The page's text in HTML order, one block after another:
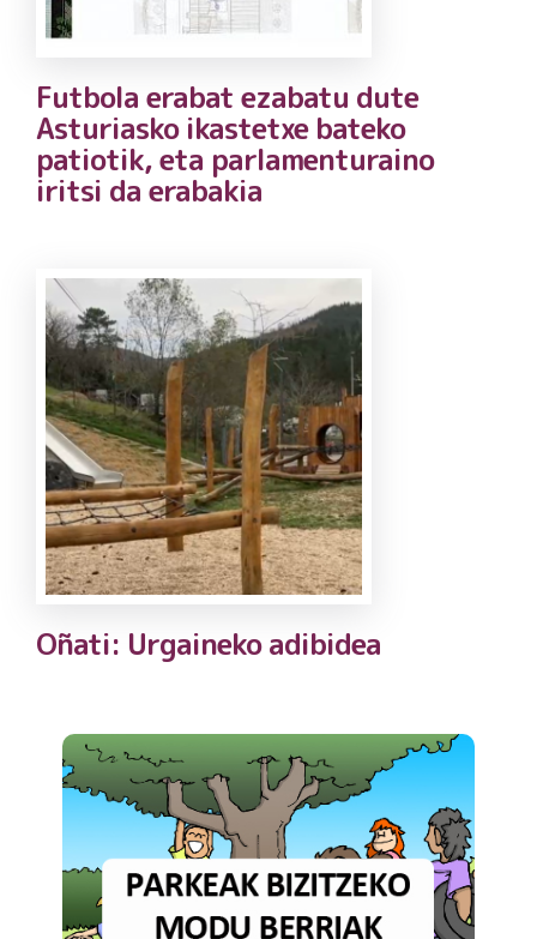
Futbola erabat ezabatu dute
Asturiasko ikastetxe bateko
patiotik, eta parlamenturaino
iritsi da erabakia
Oñati: Urgaineko adibidea